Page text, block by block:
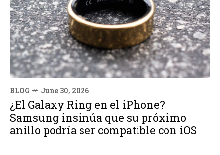
BLOG June 30, 2026
¿El Galaxy Ring en el iPhone?
Samsung insinúa que su próximo
anillo podría ser compatible con iOS